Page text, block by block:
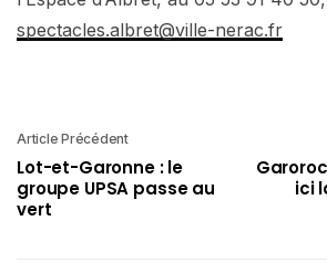
spectacles.albret@ville-nerac.fr
Article Précédent
Lot-et-Garonne : le
groupe UPSA passe au
vert
ici